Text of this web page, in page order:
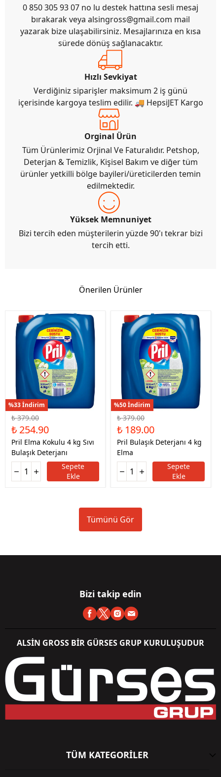
0 850 305 93 07 no lu destek hattına sesli mesaj
bırakarak veya alsingross@gmail.com mail
yazarak bize ulaşabilirsiniz. Mesajlarınıza en kısa
sürede dönüş sağlanacaktır.
Hızlı Sevkiyat
Verdiğiniz siparişler maksimum 2 iş günü
içerisinde kargoya teslim edilir. 🚚 HepsiJET Kargo
Orginal Ürün
Tüm Ürünlerimiz Orjinal Ve Faturalıdır. Petshop,
Deterjan & Temizlik, Kişisel Bakım ve diğer tüm
ürünler yetkilli bölge bayileri/üreticilerden temin
edilmektedir.
Yüksek Memnuniyet
Bizi tercih eden müşterilerin yüzde 90'ı tekrar bizi
tercih etti.
Önerilen Ürünler
%33 İndirim
₺ 379.00
₺ 254.90
Pril Elma Kokulu 4 kg Sıvı
Bulaşık Deterjanı
Sepete
Ekle
%50 İndirim
₺ 379.00
₺ 189.00
Pril Bulaşık Deterjanı 4 kg
Elma
Sepete
Ekle
Tümünü Gör
Bizi takip edin
ALSİN GROSS BİR GÜRSES GRUP KURULUŞUDUR
TÜM KATEGORİLER